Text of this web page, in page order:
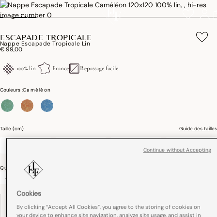
ESCAPADE TROPICALE
Nappe Escapade Tropicale Lin
€ 99,00
100% lin France Repassage facile
Couleurs :Caméléon
Taille (cm) Guide des tailles
Quantité
-
+
BRODERIE
Cookies
By clicking “Accept All Cookies”, you agree to the storing of cookies on
Continue without Accepting